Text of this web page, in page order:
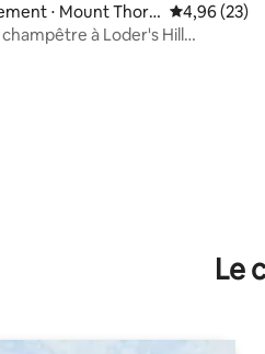
⋅ Mount Thorl
Évaluation
4,96 (23)
à Loder's Hill
Le